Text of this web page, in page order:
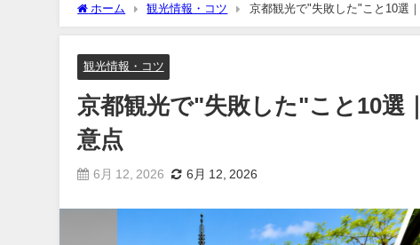
ホーム 観光情報・コツ 京都観光で"失敗した"こと10選
観光情報・コツ
京都観光で"失敗した"こと10選
意点
6月 12, 2026 6月 12, 2026